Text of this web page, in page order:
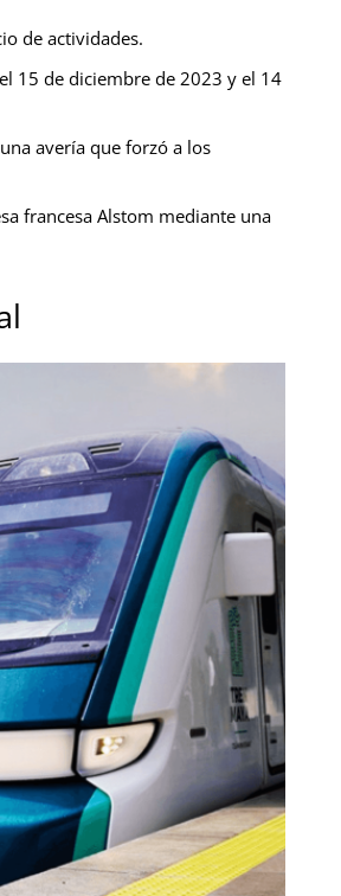
de actividades.
15 de diciembre de 2023 y el 14
avería que forzó a los
francesa Alstom mediante una